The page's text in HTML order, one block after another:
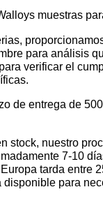
muestras
para análisis
verificar el
de entrega de
stock, nuestro
7-10
tarda entre
disponible para